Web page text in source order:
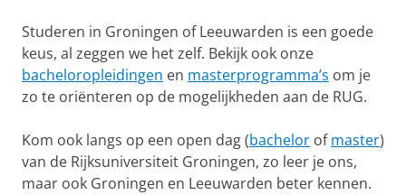
Studeren in Groningen of Leeuwarden is een goede
keus, al zeggen we het zelf. Bekijk ook onze
bacheloropleidingen en masterprogramma’s om je
zo te oriënteren op de mogelijkheden aan de RUG.
Kom ook langs op een open dag (bachelor ofmaster)
van de Rijksuniversiteit Groningen, zo leer je ons,
maar ook Groningen en Leeuwarden beter kennen.